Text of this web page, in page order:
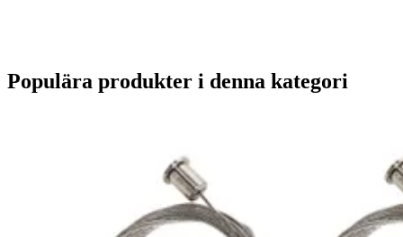
Populära produkter i denna kategori